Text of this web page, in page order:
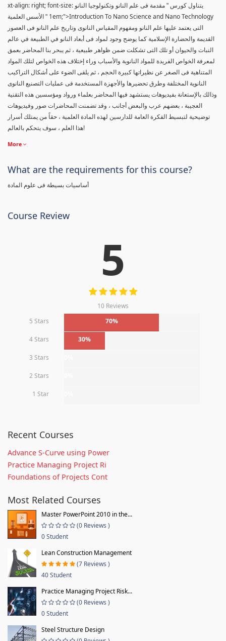
يتناول كورس " مقدمة فى علم النانو وتكنولوجيا النانو xt-align: right; font-size:
1em;">Introduction To Nano Science and Nano Technology " الأسس العلمية
التى يعتمد عليها علم النانو ومفهوم المقياس النانوى وتاريخ علم النانو فى العصور
القديمة والحضارة الإسلامية كما يوضح وجود لمواد فى أبعاد النانو في الطبيعة في عالم
النبات والحيوان أو تلك التى تشكلت ضمن ظواهر طبيعية ، ثم يبحر بنا المحاضر بعمق
لمعرفة الخواص الفريدة للمواد النانوية والأسباب وراء إختلاف هذه الخواص لتلك المواد
المتناهية فى الصغر عن نظيراتها كبيرة الحجم ، ثم يلقى الضوء على أشكال التراكيب
النانوية المختلفة وطرق تحضيرها والأجهزة المستخدمة فى عمليات التصنيع النانوى
وذالك بالإستعانة بفيديوهات يستشهد فيها المحاضر بعلماء ورواد ومؤسسين هذه التقنية
العجيبة ، بعضهم عرب والبعض أجانب ، وقد تضمنت المحاضرات صور وفيديوهات
توضيحية لتبسيط الفكرة العامة للدارسين لهذه المادة العلمية ، حقاً من يمتلك أسرار
هذا العلم ، سوف يتحكم بالعالم!
More
What are the requirements for this course?
أساسيات بسيطة فى علوم المادة
Course Review
5
10 Reviews
5 Stars
70%
4 Stars 30%
3 Stars
2 Stars
1 Star
Recent Courses
Advance S-Curve using Power
Practice Managing Project Ri
Foundations of Projects Cont
Most Related Courses
Master PowerPoint 2010 in the...
(0 Reviews )
0 Student
Lean Construction Management
(7 Reviews )
40 Student
Practice Managing Project Risk...
(0 Reviews )
0 Student
Steel Structure Design